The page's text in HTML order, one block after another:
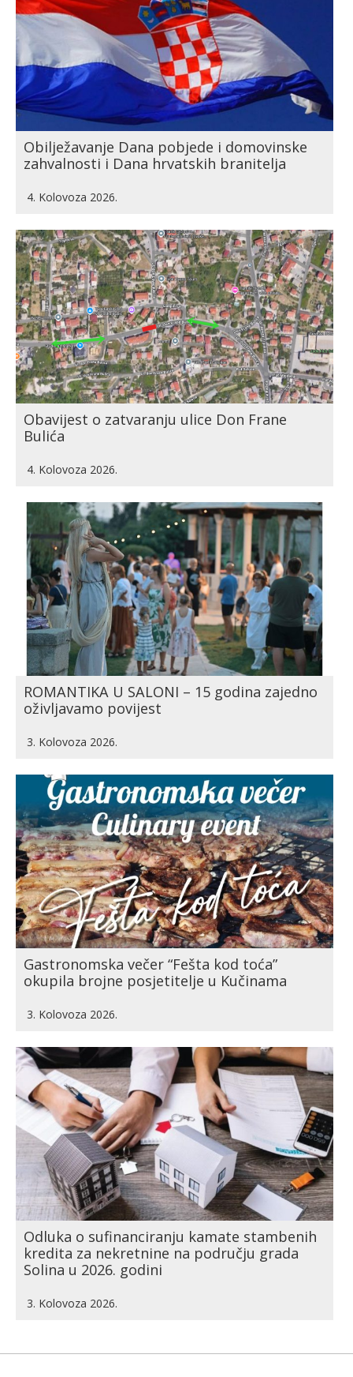
Obilježavanje Dana pobjede i domovinske
zahvalnosti i Dana hrvatskih branitelja
4. Kolovoza 2026.
Obavijest o zatvaranju ulice Don Frane
Bulića
4. Kolovoza 2026.
ROMANTIKA U SALONI – 15 godina zajedno
oživljavamo povijest
3. Kolovoza 2026.
Gastronomska večer “Fešta kod toća”
okupila brojne posjetitelje u Kučinama
3. Kolovoza 2026.
Odluka o sufinanciranju kamate stambenih
kredita za nekretnine na području grada
Solina u 2026. godini
3. Kolovoza 2026.